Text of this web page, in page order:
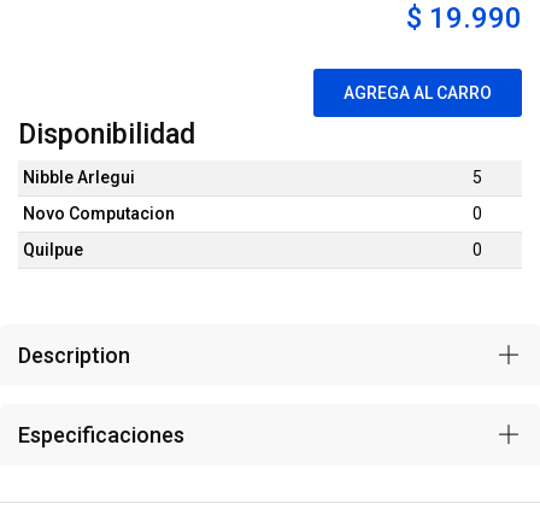
$ 19.990
AGREGA AL CARRO
Disponibilidad
Nibble Arlegui
5
Novo Computacion
0
Quilpue
0
Description
Especificaciones